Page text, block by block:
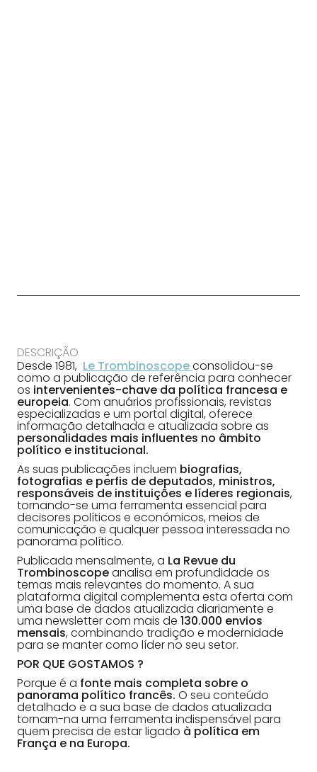
DESCRIÇÃO
Desde 1981, Le Trombinoscopeconsolidou-se
como a publicação de referência para conhecer
os intervenientes-chave da política francesa e
europeia. Com anuários profissionais, revistas
especializadas e um portal digital, oferece
informação detalhada e atualizada sobre as
personalidades mais influentes no âmbito
político e institucional.
As suas publicações incluem biografias,
fotografias e perfis de deputados, ministros,
responsáveis de instituições e líderes regionais,
tornando-se uma ferramenta essencial para
decisores políticos e económicos, meios de
comunicação e qualquer pessoa interessada no
panorama político.
Publicada mensalmente, a La Revue du
Trombinoscopeanalisa em profundidade os
temas mais relevantes do momento. A sua
plataforma digital complementa esta oferta com
uma base de dados atualizada diariamente e
uma newsletter com mais de 130.000 envios
mensais, combinando tradição e modernidade
para se manter como líder no seu setor.
POR QUE GOSTAMOS ?
Porque é a fonte mais completa sobre o
panorama político francês. O seu conteúdo
detalhado e a sua base de dados atualizada
tornam-na uma ferramenta indispensável para
quem precisa de estar ligado à política em
França e na Europa.